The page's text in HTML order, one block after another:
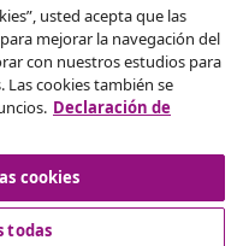
usted acepta que las
mejorar la navegación del
con nuestros estudios para
cookies también se
Declaración de
cookies
todas